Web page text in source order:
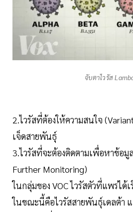
จับตาไวรัส
2.ไวรัสที่ต้องให้ความสนใจ
เจ็ดสายพันธุ์
3.ไวรัสที่จะต้องติดตามเพื่อหาข้อ
Further Monitoring)
ในกลุ่มของ VOC ไวรัสตัวที่แพร่ได้
ในขณะนี้คือไวรัสสายพันธุ์เดลต้า